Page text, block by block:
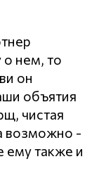
о нем, то
он
объятия
чистая
возможно -
ему также и